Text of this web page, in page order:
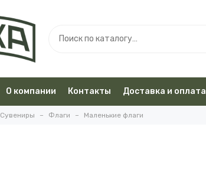
О компании Контакты Доставка и оплата
Сувениры Флаги Маленькие флаги